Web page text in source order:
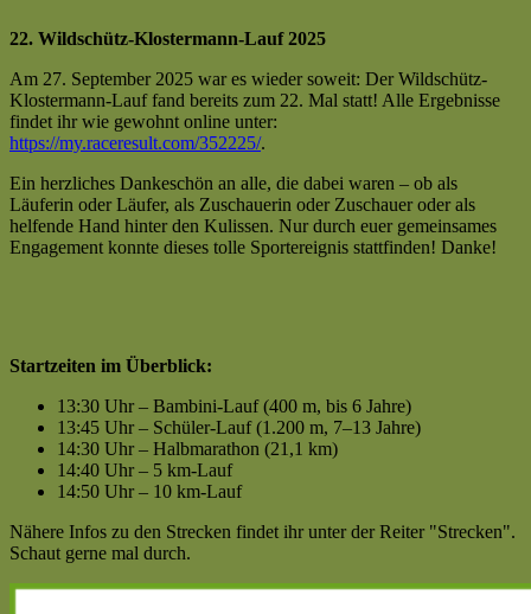
22. Wildschütz-Klostermann-Lauf 2025
Am 27. September 2025 war es wieder soweit: Der Wildschütz-
Klostermann-Lauf fand bereits zum 22. Mal statt! Alle Ergebnisse
findet ihr wie gewohnt online unter:
https://my.raceresult.com/352225/.
Ein herzliches Dankeschön an alle, die dabei waren – ob als
Läuferin oder Läufer, als Zuschauerin oder Zuschauer oder als
helfende Hand hinter den Kulissen. Nur durch euer gemeinsames
Engagement konnte dieses tolle Sportereignis stattfinden! Danke!
Startzeiten im Überblick:
13:30 Uhr – Bambini-Lauf (400 m, bis 6 Jahre)
13:45 Uhr – Schüler-Lauf (1.200 m, 7–13 Jahre)
14:30 Uhr – Halbmarathon (21,1 km)
14:40 Uhr – 5 km-Lauf
14:50 Uhr – 10 km-Lauf
Nähere Infos zu den Strecken findet ihr unter der Reiter "Strecken".
Schaut gerne mal durch.
Haupt-